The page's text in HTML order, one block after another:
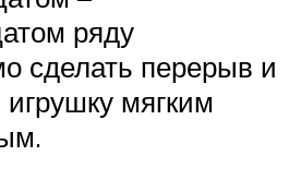
ряду
сделать перерыв и
мягким